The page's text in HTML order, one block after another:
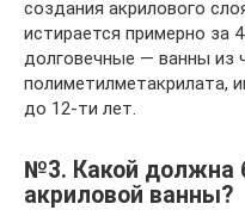
создания акрилового
истирается примерно за
долговечные — ванны из
полиметилметакрилата,
до 12-ти лет.
№3. Какой должна
акриловой ванны?